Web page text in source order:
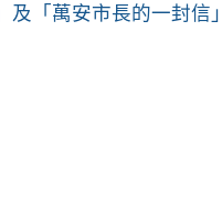
「萬安市長的一封信」